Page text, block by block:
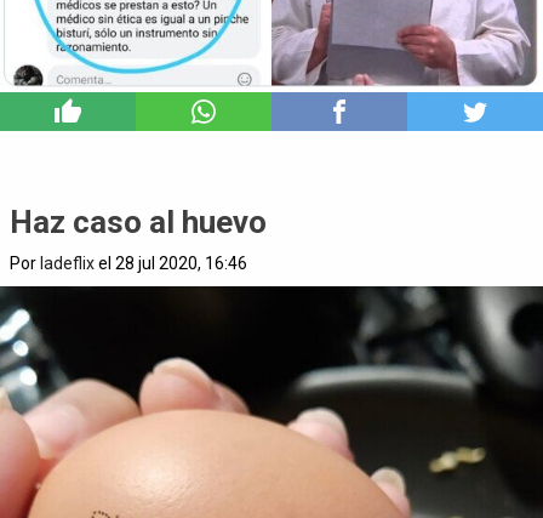
Haz caso al huevo
Por ladeflixel 28 jul 2020, 16:46